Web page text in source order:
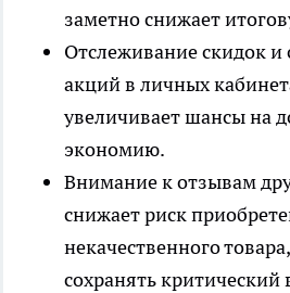
заметно снижает
Отслеживание скидок и
акций в личных
увеличивает шансы на
экономию.
Внимание к отзывам
снижает риск
некачественного
сохранять критический